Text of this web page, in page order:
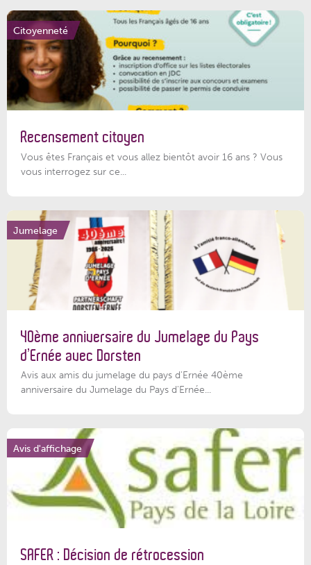
Citoyenneté
Recensement citoyen
Vous êtes Français et vous allez bientôt avoir 16 ans ? Vous
vous interrogez sur ce...
Jumelage
40ème anniversaire du Jumelage du Pays
d’Ernée avec Dorsten
Avis aux amis du jumelage du pays d'Ernée 40ème
anniversaire du Jumelage du Pays d'Ernée...
Avis d'affichage
SAFER : Décision de rétrocession